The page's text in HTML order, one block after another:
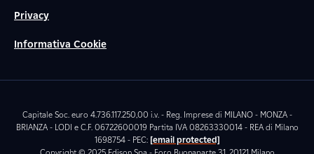
Privacy
Informativa Cookie
Capitale Soc. euro 4.736.117.250,00 i.v. - Reg. Imprese di MILANO - MONZA -
BRIANZA - LODI e C.F. 06722600019 Partita IVA 08263330014 - REA di Milano
1698754 - PEC: [email protected]